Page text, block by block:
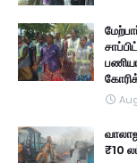
₹10